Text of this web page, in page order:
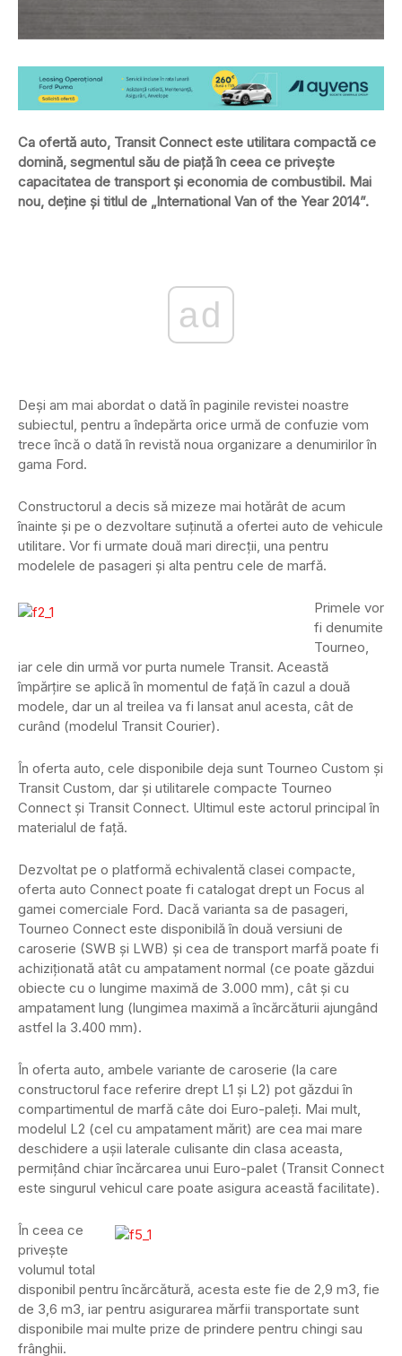
Ca ofertă auto, Transit Connect este utilitara compactă ce
domină, segmentul său de piaţă în ceea ce priveşte
capacitatea de transport şi economia de combustibil. Mai
nou, deţine şi titlul de „International Van of the Year 2014”.
ad
Deşi am mai abordat o dată în paginile revistei noastre
subiectul, pentru a îndepărta orice urmă de confuzie vom
trece încă o dată în revistă noua organizare a denumirilor în
gama Ford.
Constructorul a decis să mizeze mai hotărât de acum
înainte şi pe o dezvoltare suţinută a ofertei auto de vehicule
utilitare. Vor fi urmate două mari direcţii, una pentru
modelele de pasageri şi alta pentru cele de marfă.
Primele vor
fi denumite
Tourneo,
iar cele din urmă vor purta numele Transit. Această
împărţire se aplică în momentul de faţă în cazul a două
modele, dar un al treilea va fi lansat anul acesta, cât de
curând (modelul Transit Courier).
În oferta auto, cele disponibile deja sunt Tourneo Custom şi
Transit Custom, dar şi utilitarele compacte Tourneo
Connect şi Transit Connect. Ultimul este actorul principal în
materialul de faţă.
Dezvoltat pe o platformă echivalentă clasei compacte,
oferta auto Connect poate fi catalogat drept un Focus al
gamei comerciale Ford. Dacă varianta sa de pasageri,
Tourneo Connect este disponibilă în două versiuni de
caroserie (SWB şi LWB) şi cea de transport marfă poate fi
achiziţionată atât cu ampatament normal (ce poate găzdui
obiecte cu o lungime maximă de 3.000 mm), cât şi cu
ampatament lung (lungimea maximă a încărcăturii ajungând
astfel la 3.400 mm).
În oferta auto, ambele variante de caroserie (la care
constructorul face referire drept L1 şi L2) pot găzdui în
compartimentul de marfă câte doi Euro-paleţi. Mai mult,
modelul L2 (cel cu ampatament mărit) are cea mai mare
deschidere a uşii laterale culisante din clasa aceasta,
permiţând chiar încărcarea unui Euro-palet (Transit Connect
este singurul vehicul care poate asigura această facilitate).
În ceea ce
priveşte
volumul total
disponibil pentru încărcătură, acesta este fie de 2,9 m3, fie
de 3,6 m3, iar pentru asigurarea mărfii transportate sunt
disponibile mai multe prize de prindere pentru chingi sau
frânghii.